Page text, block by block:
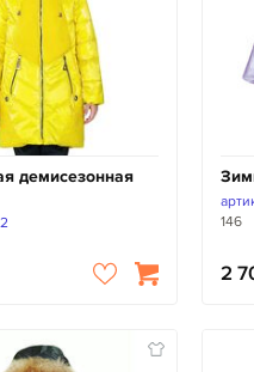
демисезонная
146
2